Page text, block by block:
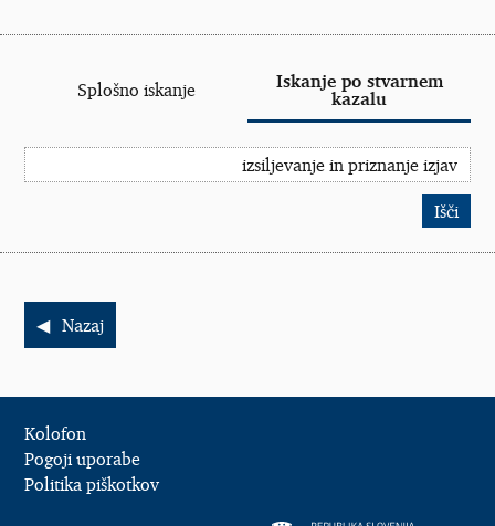
Splošno iskanje
Iskanje po stvarnem
kazalu
Nazaj
Kolofon
Pogoji uporabe
Politika piškotkov